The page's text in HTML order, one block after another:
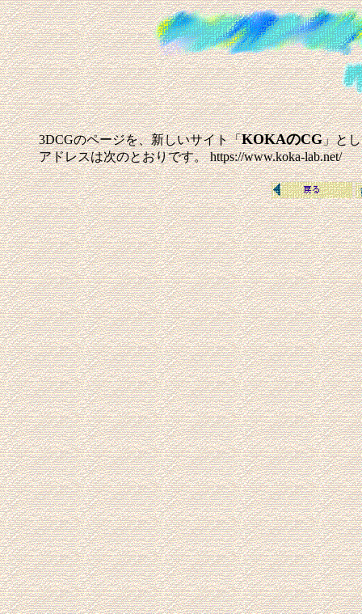
3DCGのページを、新しいサイト「KOKAのCG」と
アドレスは次のとおりです。 https://www.koka-lab.net/